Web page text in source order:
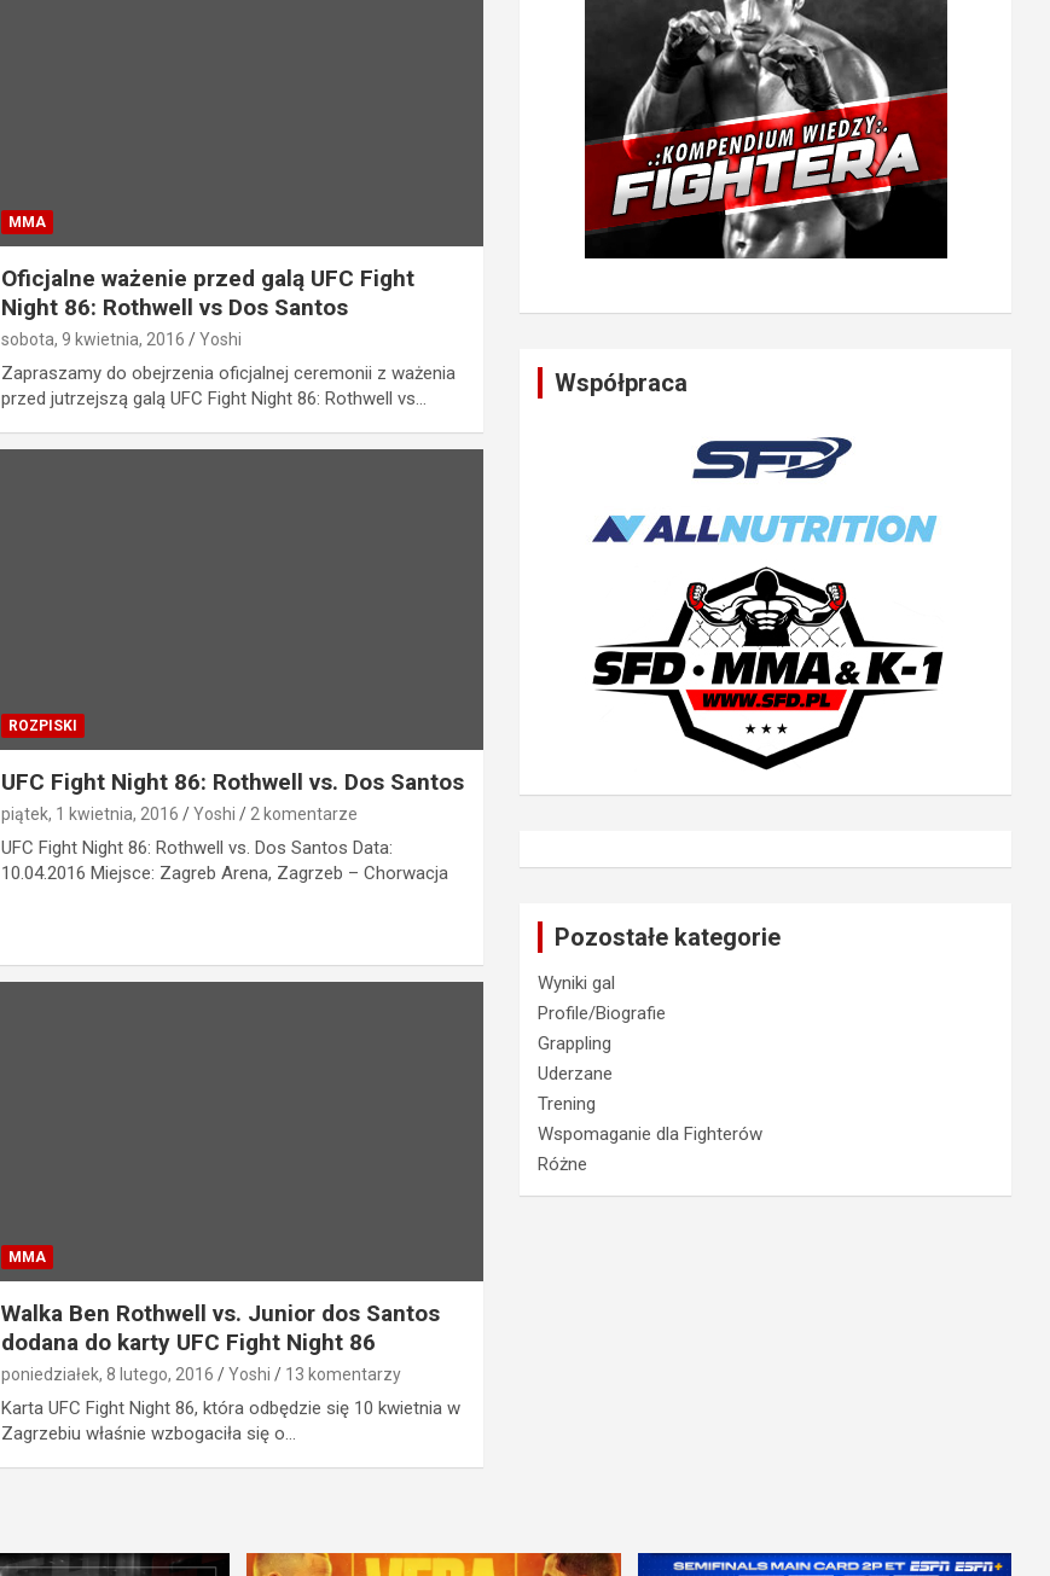
MMA
Oficjalne ważenie przed galą UFC Fight
Night 86: Rothwell vs Dos Santos
sobota, 9 kwietnia, 2016 Yoshi
Zapraszamy do obejrzenia oficjalnej ceremonii z ważenia
przed jutrzejszą galą UFC Fight Night 86: Rothwell vs…
ROZPISKI
UFC Fight Night 86: Rothwell vs. Dos Santos
piątek, 1 kwietnia, 2016 Yoshi 2 komentarze
UFC Fight Night 86: Rothwell vs. Dos Santos Data:
10.04.2016 Miejsce: Zagreb Arena, Zagrzeb – Chorwacja
MMA
Walka Ben Rothwell vs. Junior dos Santos
dodana do karty UFC Fight Night 86
poniedziałek, 8 lutego, 2016 Yoshi 13 komentarzy
Karta UFC Fight Night 86, która odbędzie się 10 kwietnia w
Zagrzebiu właśnie wzbogaciła się o…
Współpraca
Pozostałe kategorie
Wyniki gal
Profile/Biografie
Grappling
Uderzane
Trening
Wspomaganie dla Fighterów
Różne